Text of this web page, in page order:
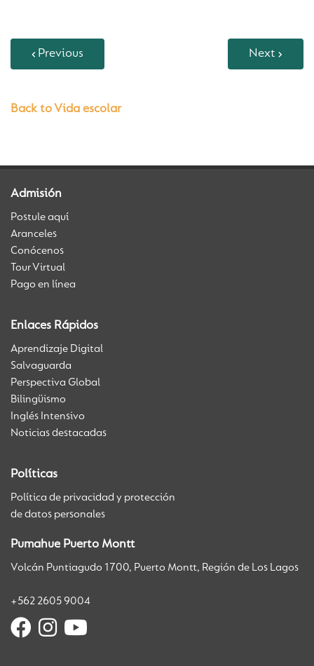
Previous Next
Back to Vida escolar
Admisión
Postule aquí
Aranceles
Conócenos
Tour Virtual
Pago en línea
Enlaces Rápidos
Aprendizaje Digital
Salvaguarda
Perspectiva Global
Bilingüismo
Inglés Intensivo
Noticias destacadas
Políticas
Política de privacidad y protección
de datos personales
Pumahue Puerto Montt
Volcán Puntiagudo 1700, Puerto Montt, Región de Los Lagos
+562 2605 9004